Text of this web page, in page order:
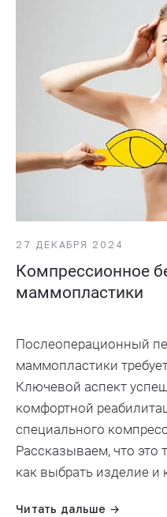
27 ДЕКАБРЯ 2024
Компрессионное
маммопластики
Послеоперационный
маммопластики
Ключевой аспект
комфортной
специального
Рассказываем, что это
как выбрать изделие и
Читать дальше →